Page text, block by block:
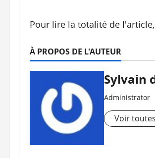
Pour lire la totalité de l'article,
À PROPOS DE L'AUTEUR
Sylvain
Administrator
Voir